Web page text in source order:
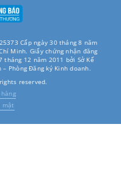
Cấp ngày 30 tháng 8 năm
Minh. Giấy chứng nhận đăng
tháng 12 năm 2011 bởi Sở Kế
Phòng Đăng ký Kinh doanh.
reserved.
mật